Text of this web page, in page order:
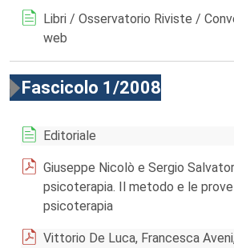
Libri / Osservatorio Riviste /
web
Fascicolo 1/2008
Editoriale
Giuseppe Nicolò e Sergio
psicoterapia. Il metodo e le
psicoterapia
Vittorio De Luca, Francesca